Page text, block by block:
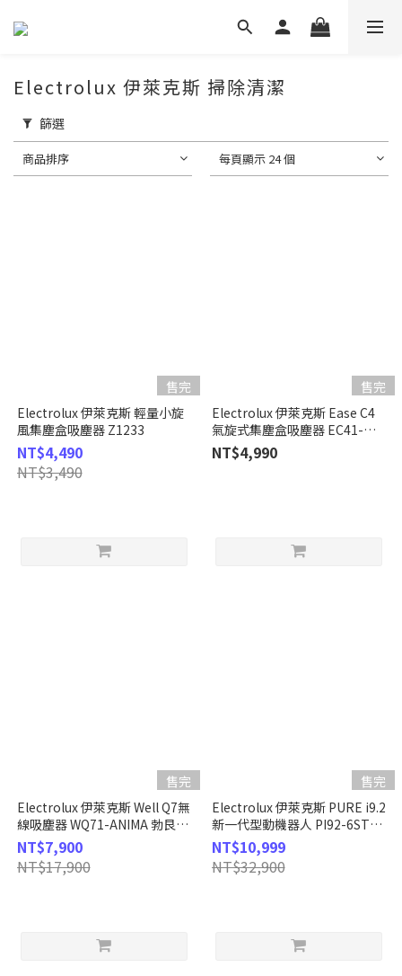
Electrolux 伊萊克斯 掃除清潔
篩選
商品排序 每頁顯示 24 個
售完
Electrolux 伊萊克斯 輕量小旋
風集塵盒吸塵器 Z1233
NT$4,490
NT$3,490
售完
Electrolux 伊萊克斯 Ease C4
氣旋式集塵盒吸塵器 EC41-
4DB
NT$4,990
售完
Electrolux 伊萊克斯 Well Q7無
線吸塵器 WQ71-ANIMA 勃艮第
酒紅
NT$7,900
NT$17,900
售完
Electrolux 伊萊克斯 PURE i9.2
新一代型動機器人 PI92-6STN
星河藍
NT$10,999
NT$32,900